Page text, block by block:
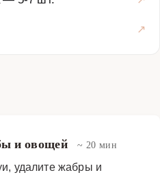
и овощей ~ 20 мин
удалите жабры и